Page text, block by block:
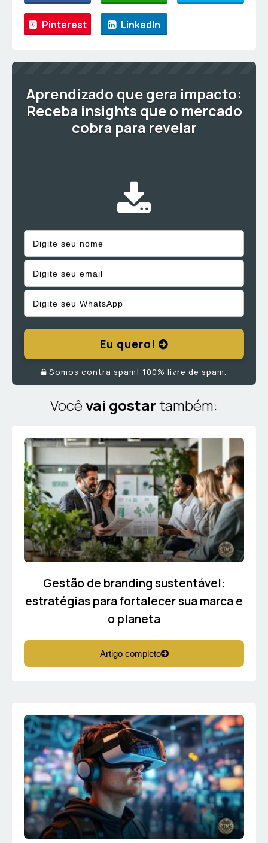
Pinterest LinkedIn
Aprendizado que gera impacto:
Receba insights que o mercado
cobra para revelar
Eu quero!
Somos contra spam! 100% livre de spam.
Vocêvai gostartambém:
Gestão de branding sustentável:
estratégias para fortalecer sua marca e
o planeta
Artigo completo